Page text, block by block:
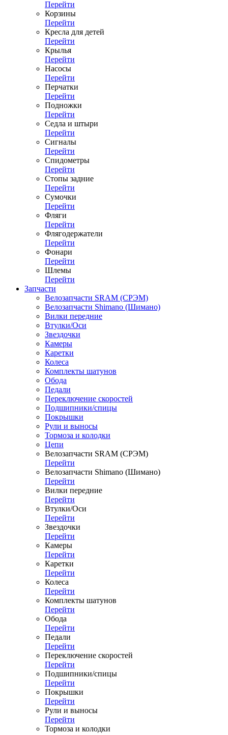
Перейти
Корзины
Перейти
Кресла для детей
Перейти
Крылья
Перейти
Насосы
Перейти
Перчатки
Перейти
Подножки
Перейти
Седла и штыри
Перейти
Сигналы
Перейти
Спидометры
Перейти
Стопы задние
Перейти
Сумочки
Перейти
Фляги
Перейти
Флягодержатели
Перейти
Фонари
Перейти
Шлемы
Перейти
Запчасти
Велозапчасти SRAM (СРЭМ)
Велозапчасти Shimano (Шимано)
Вилки передние
Втулки/Оси
Звездочки
Камеры
Каретки
Колеса
Комплекты шатунов
Обода
Педали
Переключение скоростей
Подшипники/спицы
Покрышки
Рули и выносы
Тормоза и колодки
Цепи
Велозапчасти SRAM (СРЭМ)
Перейти
Велозапчасти Shimano (Шимано)
Перейти
Вилки передние
Перейти
Втулки/Оси
Перейти
Звездочки
Перейти
Камеры
Перейти
Каретки
Перейти
Колеса
Перейти
Комплекты шатунов
Перейти
Обода
Перейти
Педали
Перейти
Переключение скоростей
Перейти
Подшипники/спицы
Перейти
Покрышки
Перейти
Рули и выносы
Перейти
Тормоза и колодки